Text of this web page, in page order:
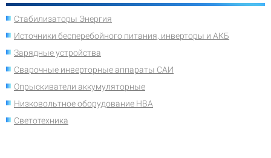
Стабилизаторы Энергия
Источники бесперебойного питания, инверторы и АКБ
Зарядные устройства
Сварочные инверторные аппараты САИ
Опрыскиватели аккумуляторные
Низковольтное оборудование НВА
Светотехника